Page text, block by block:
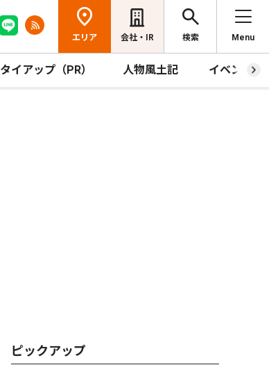
エリア 会社・IR 検索 Menu
タイアップ（PR） 人物風土記 イベント
ピックアップ